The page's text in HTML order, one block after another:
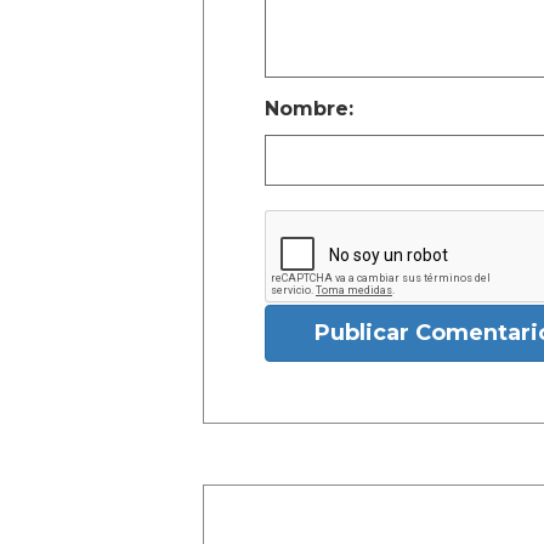
Nombre:
Publicar